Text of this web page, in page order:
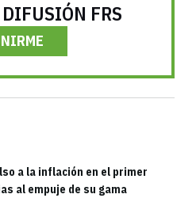
FRS
a la inflación en el primer
al empuje de su gama